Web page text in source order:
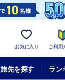
お気に入り ご利用
旅先を探す ラン